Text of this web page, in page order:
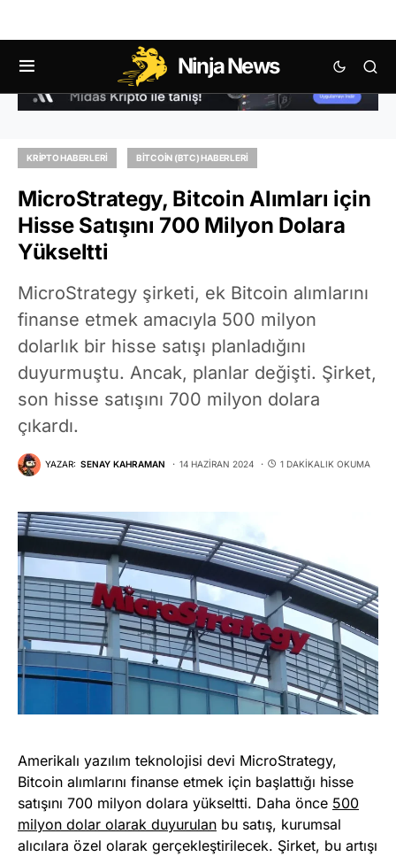
Ninja News
KRIPTO HABERLERI BITCOIN (BTC) HABERLERI
MicroStrategy, Bitcoin Alımları için
Hisse Satışını 700 Milyon Dolara
Yükseltti
MicroStrategy şirketi, ek Bitcoin alımlarını
finanse etmek amacıyla 500 milyon
dolarlık bir hisse satışı planladığını
duyurmuştu. Ancak, planlar değişti. Şirket,
son hisse satışını 700 milyon dolara
çıkardı.
YAZAR: SENAY KAHRAMAN 14 HAZIRAN 2024 1 DAKIKALIK OKUMA
Amerikalı yazılım teknolojisi devi MicroStrategy,
Bitcoin alımlarını finanse etmek için başlattığı hisse
satışını 700 milyon dolara yükseltti. Daha önce 500
milyon dolar olarak duyurulan bu satış, kurumsal
alıcılara özel olarak gerçekleştirilecek. Şirket, bu artışı